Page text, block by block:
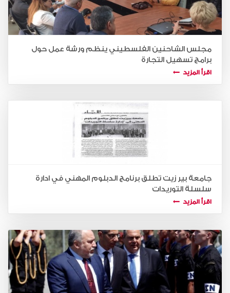
مجلس الشاحنين الفلسطيني ينظم ورشة عمل حول
برامج تسهيل التجارة
اقرأ المزيد
جامعة بير زيت تطلق برنامج الدبلوم المهني في ادارة
سلسلة التوريدات
اقرأ المزيد